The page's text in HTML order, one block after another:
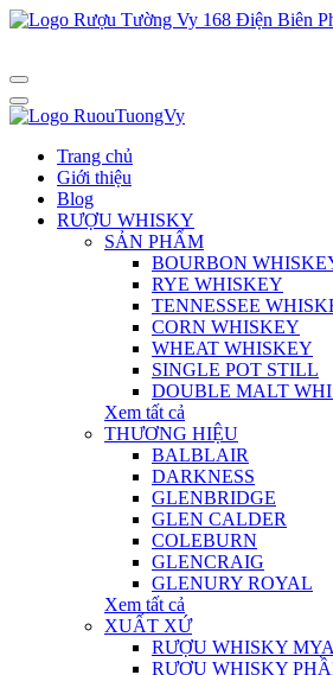
Trang chủ
Giới thiệu
Blog
RƯỢU WHISKY
SẢN PHẨM
BOURBON
RYE WHISKEY
TENNESSEE
CORN WHISKEY
WHEAT WHISKEY
SINGLE POT STILL
DOUBLE MALT
Xem tất cả
THƯƠNG HIỆU
BALBLAIR
DARKNESS
GLENBRIDGE
GLEN CALDER
COLEBURN
GLENCRAIG
GLENURY ROYAL
Xem tất cả
XUẤT XỨ
RƯỢU WHISKY
RƯỢU WHISKY